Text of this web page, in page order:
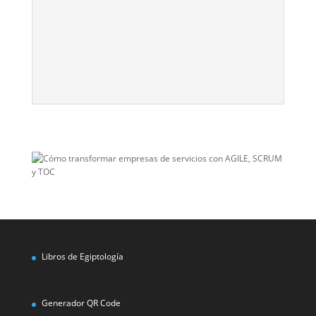
Libros de Egiptología
Generador QR Code